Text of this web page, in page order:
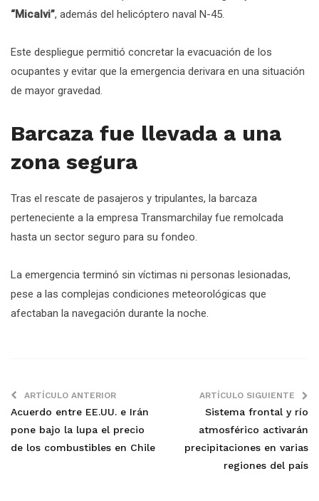
“Micalvi”, además del helicóptero naval N-45.
Este despliegue permitió concretar la evacuación de los
ocupantes y evitar que la emergencia derivara en una situación
de mayor gravedad.
Barcaza fue llevada a una
zona segura
Tras el rescate de pasajeros y tripulantes, la barcaza
perteneciente a la empresa Transmarchilay fue remolcada
hasta un sector seguro para su fondeo.
La emergencia terminó sin víctimas ni personas lesionadas,
pese a las complejas condiciones meteorológicas que
afectaban la navegación durante la noche.
ARTÍCULO ANTERIOR
Acuerdo entre EE.UU. e Irán
pone bajo la lupa el precio
de los combustibles en Chile
ARTÍCULO SIGUIENTE
Sistema frontal y río
atmosférico activarán
precipitaciones en varias
regiones del país